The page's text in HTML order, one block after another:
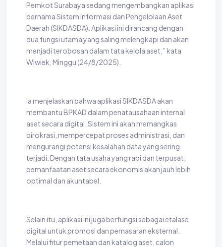
Pemkot Surabaya sedang mengembangkan aplikasi
bernama Sistem Informasi dan Pengelolaan Aset
Daerah (SIKDASDA). Aplikasi ini dirancang dengan
dua fungsi utama yang saling melengkapi dan akan
menjadi terobosan dalam tata kelola aset,” kata
Wiwiek, Minggu (24/8/2025).
Ia menjelaskan bahwa aplikasi SIKDASDA akan
membantu BPKAD dalam penatausahaan internal
aset secara digital. Sistem ini akan memangkas
birokrasi, mempercepat proses administrasi, dan
mengurangi potensi kesalahan data yang sering
terjadi. Dengan tata usaha yang rapi dan terpusat,
pemanfaatan aset secara ekonomis akan jauh lebih
optimal dan akuntabel.
Selain itu, aplikasi ini juga berfungsi sebagai etalase
digital untuk promosi dan pemasaran eksternal.
Melalui fitur pemetaan dan katalog aset, calon